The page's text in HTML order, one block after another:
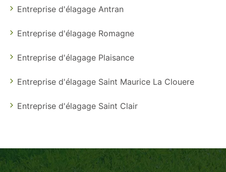
Entreprise d'élagage Antran
Entreprise d'élagage Romagne
Entreprise d'élagage Plaisance
Entreprise d'élagage Saint Maurice La Clouere
Entreprise d'élagage Saint Clair